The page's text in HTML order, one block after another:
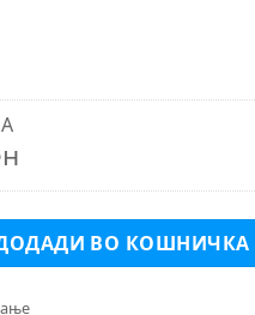
cm PDP1601688ВО КОШНИЧКА